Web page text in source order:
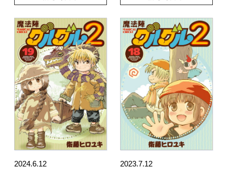
2024.6.12
2023.7.12